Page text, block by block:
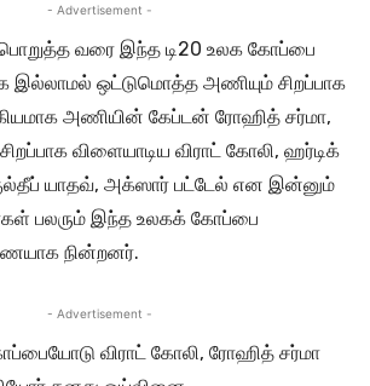
- Advertisement -
வரை இந்த டி20 உலக கோப்பை
இல்லாமல் ஒட்டுமொத்த அணியும் சிறப்பாக
அணியின் கேப்டன் ரோஹித் சர்மா,
விளையாடிய விராட் கோலி, ஹர்டிக்
குல்தீப் யாதவ், அக்ஸார் பட்டேல் என இன்னும்
பலரும் இந்த உலகக் கோப்பை
நின்றனர்.
- Advertisement -
விராட் கோலி, ரோஹித் சர்மா